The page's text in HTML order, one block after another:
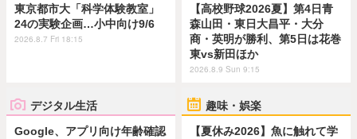
東京都市大「科学体験教室」
24の実験企画…小中向け9/6
2026.8.7 Fri 18:15
【高校野球2026夏】第4日青
森山田・東日大昌平・大分
商・英明が勝利、第5日は花巻
東vs新田ほか
2026.8.9 Sun 9:15
デジタル生活
Google、アプリ向け年齢確認
趣味・娯楽
【夏休み2026】魚に触れて学